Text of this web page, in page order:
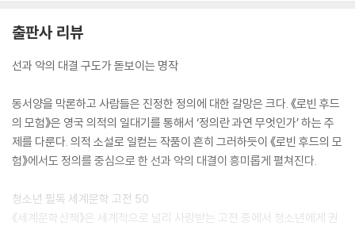
출판사 리뷰
선과 악의 대결 구도가 돋보이는 명작
동서양을 막론하고 사람들은 진정한 정의에 대한 갈망은 크다. 《로빈 후드
의 모험》은 영국 의적의 일대기를 통해서 ‘정의란 과연 무엇인가’ 하는 주
제를 다룬다. 의적 소설로 일컫는 작품이 흔히 그러하듯이 《로빈 후드의 모
험》에서도 정의를 중심으로 한 선과 악의 대결이 흥미롭게 펼쳐진다.
청소년 필독 세계문학 고전 50
《세계문학산책》은 세계적으로 널리 사랑받는 고전 중에서 청소년에게 권